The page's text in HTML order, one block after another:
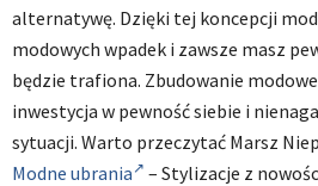
alternatywę. Dzięki tej koncepcji
modowych wpadek i zawsze masz
będzie trafiona. Zbudowanie
inwestycja w pewność siebie i
sytuacji. Warto przeczytać Marsz
Modne ubrania
– Stylizacje z